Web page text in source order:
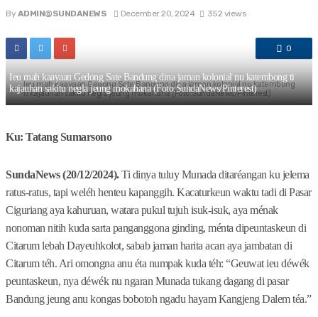
By ADMIN@SUNDANEWS December 20, 2024 352 views
0
Ieu mah kaayaan Gedong Sate Bandung dina jaman kolonial nu katembong
ti kajauhan sakitu negla jeung mokahana (Foto:SundaNews/Pinterest)
Ieu mah kaayaan Gedong Sate Bandung dina jaman kolonial nu katembong ti
kajauhan sakitu negla jeung mokahana (Foto:SundaNews/Pinterest)
Ku: Tatang Sumarsono
SundaNews (20/12/2024).Ti dinya tuluy Munada ditaréangan ku jelema
ratus-ratus, tapi weléh henteu kapanggih. Kacaturkeun waktu tadi di Pasar
Ciguriang aya kahuruan, watara pukul tujuh isuk-isuk, aya ménak
nonoman nitih kuda sarta panganggona ginding, ménta dipeuntaskeun di
Citarum lebah Dayeuhkolot, sabab jaman harita acan aya jambatan di
Citarum téh. Ari omongna anu éta numpak kuda téh: “Geuwat ieu déwék
peuntaskeun, nya déwék nu ngaran Munada tukang dagang di pasar
Bandung jeung anu kongas bobotoh ngadu hayam Kangjeng Dalem téa.”